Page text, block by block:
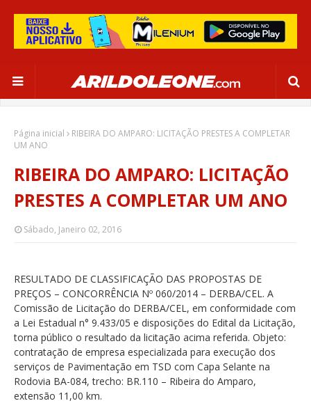
Página inicial
RIBEIRA DO AMPARO: LICITAÇÃO PRESTES A COMPLETAR
UM ANO
RIBEIRA DO AMPARO: LICITAÇÃO
PRESTES A COMPLETAR UM ANO
Sábado, Janeiro 02, 2016
RESULTADO DE CLASSIFICAÇÃO DAS PROPOSTAS DE
PREÇOS – CONCORRÊNCIA Nº 060/2014 – DERBA/CEL. A
Comissão de Licitação do DERBA/CEL, em conformidade com
a Lei Estadual n° 9.433/05 e disposições do Edital da Licitação,
torna público o resultado da licitação acima referida. Objeto:
contratação de empresa especializada para execução dos
serviços de Pavimentação em TSD com Capa Selante na
Rodovia BA-084, trecho: BR.110 – Ribeira do Amparo,
extensão 11,00 km.